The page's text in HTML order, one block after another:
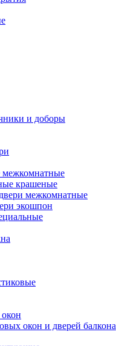
и доборы
межкомнатные
крашеные
межкомнатные
экошпон
окон и дверей балкона